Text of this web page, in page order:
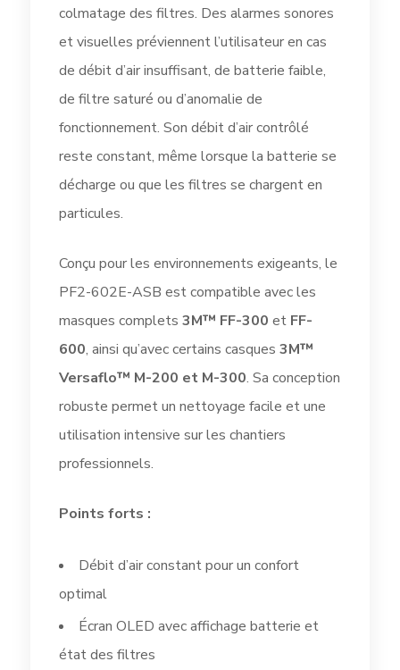
colmatage des filtres. Des alarmes sonores
et visuelles préviennent l’utilisateur en cas
de débit d’air insuffisant, de batterie faible,
de filtre saturé ou d’anomalie de
fonctionnement. Son débit d’air contrôlé
reste constant, même lorsque la batterie se
décharge ou que les filtres se chargent en
particules.
Conçu pour les environnements exigeants, le
PF2-602E-ASB est compatible avec les
masques complets 3M™ FF-300 et FF-
600, ainsi qu’avec certains casques 3M™
Versaflo™ M-200 et M-300. Sa conception
robuste permet un nettoyage facile et une
utilisation intensive sur les chantiers
professionnels.
Points forts :
Débit d’air constant pour un confort
optimal
Écran OLED avec affichage batterie et
état des filtres